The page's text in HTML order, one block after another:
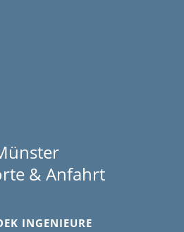
& Anfahrt
INGENIEURE